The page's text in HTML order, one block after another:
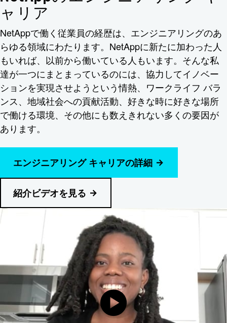
ャリア
NetAppで働く従業員の経歴は、エンジニアリングのあ
らゆる領域にわたります。NetAppに新たに加わった人
もいれば、以前から働いている人もいます。そんな私
達が一つにまとまっているのには、協力してイノベー
ションを実現させようという情熱、ワークライフ バラ
ンス、地域社会への貢献活動、好きな時に好きな場所
で働ける環境、その他にも数えきれない多くの要因が
あります。
エンジニアリング キャリアの詳細
紹介ビデオを見る